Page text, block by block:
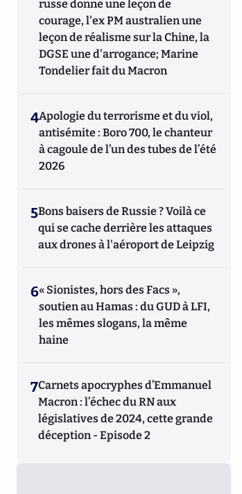
russe donne une leçon de
courage, l'ex PM australien une
leçon de réalisme sur la Chine, la
DGSE une d'arrogance; Marine
Tondelier fait du Macron
4Apologie du terrorisme et du viol,
antisémite : Boro 700, le chanteur
à cagoule de l’un des tubes de l’été
2026
5Bons baisers de Russie ? Voilà ce
qui se cache derrière les attaques
aux drones à l'aéroport de Leipzig
6« Sionistes, hors des Facs »,
soutien au Hamas : du GUD à LFI,
les mêmes slogans, la même
haine
7Carnets apocryphes d’Emmanuel
Macron : l’échec du RN aux
législatives de 2024, cette grande
déception - Episode 2